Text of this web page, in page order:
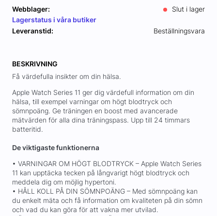
Webblager:
Slut i lager
Lagerstatus i våra butiker
Leveranstid:
Beställningsvara
BESKRIVNING
Få värdefulla insikter om din hälsa.
Apple Watch Series 11 ger dig värdefull information om din
hälsa, till exempel varningar om högt blodtryck och
sömnpoäng. Ge träningen en boost med avancerade
mätvärden för alla dina träningspass. Upp till 24 timmars
batteritid.
De viktigaste funktionerna
• VARNINGAR OM HÖGT BLODTRYCK – Apple Watch Series
11 kan upptäcka tecken på långvarigt högt blodtryck och
meddela dig om möjlig hypertoni.
• HÅLL KOLL PÅ DIN SÖMNPOÄNG – Med sömnpoäng kan
du enkelt mäta och få information om kvaliteten på din sömn
och vad du kan göra för att vakna mer utvilad.